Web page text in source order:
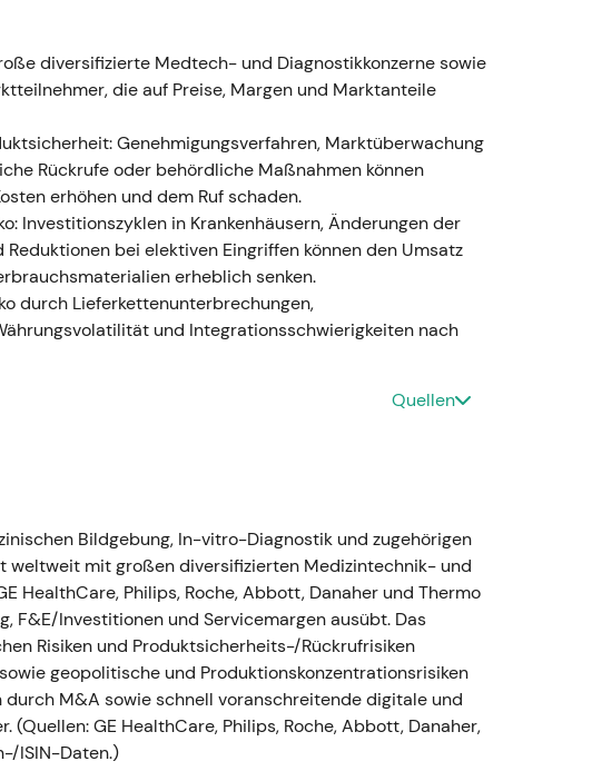
Geschäftsbericht GJ2021 dokumentierten die Varian-
und -amortisierung sowie eine
Finanzierung der Übernahme genutzt wurde; die
umgestellt (Bildgebung, Diagnostik, Varian,
,[4].
Portfolioerweiterung in die
kurzfristigen EPS-Effekte sowie Goodwill- und PPA-
jedoch unter Beobachtung.
Konsolidierung, während der Markt den strukturellen
Einmaleffekte verdaute[8].
2022)
sowie Lieferkettenprobleme die Volumina
im Medizintechnikbereich blieb stabil,
nach; Anleger fokussierten sich zunehmend auf
und operative Umsetzung.
da der Umsatzeinbruch nach dem COVID-
neu bewertet wurden[18].
eine Restrukturierung des Diagnostik-
zu verschlanken und ab 2025 jährliche Einsparungen
diversifizierte Medtech- und Diagnostikkonzerne sowie
die auf Preise, Margen und Marktanteile
Genehmigungsverfahren, Marktüberwachung
Rückrufe oder behördliche Maßnahmen können
erhöhen und dem Ruf schaden.
Investitionszyklen in Krankenhäusern, Änderungen der
bei elektiven Eingriffen können den Umsatz
erheblich senken.
durch Lieferkettenunterbrechungen,
und Integrationsschwierigkeiten nach
Quellen
Bildgebung, In-vitro-Diagnostik und zugehörigen
weltweit mit großen diversifizierten Medizintechnik- und
HealthCare, Philips, Roche, Abbott, Danaher und Thermo
F&E/Investitionen und Servicemargen ausübt. Das
Risiken und Produktsicherheits-/Rückrufrisiken
geopolitische und Produktionskonzentrationsrisiken
M&A sowie schnell voranschreitende digitale und
(Quellen: GE HealthCare, Philips, Roche, Abbott, Danaher,
ISIN-Daten.)